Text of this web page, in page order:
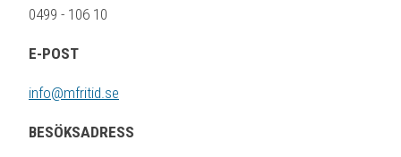
0499 - 106 10
E-POST
info@mfritid.se
BESÖKSADRESS